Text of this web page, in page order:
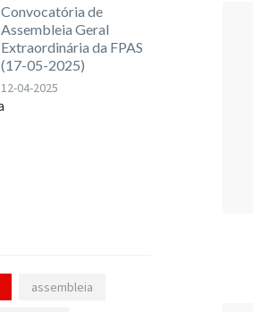
Convocatória de
Assembleia Geral
Extraordinária da FPAS
(17-05-2025)
12-04-2025
assembleia